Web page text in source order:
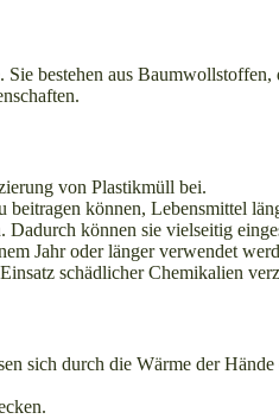
bestehen aus Baumwollstoffen,
von Plastikmüll bei.
können, Lebensmittel
können sie vielseitig
Jahr oder länger verwendet
schädlicher Chemikalien
sich durch die Wärme der